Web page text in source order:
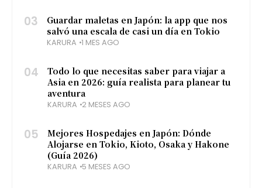
03
Guardar maletas en Japón: la app que nos
salvó una escala de casi un día en Tokio
KARURA 1 MES AGO
04
Todo lo que necesitas saber para viajar a
Asia en 2026: guía realista para planear tu
aventura
KARURA 2 MESES AGO
05
Mejores Hospedajes en Japón: Dónde
Alojarse en Tokio, Kioto, Osaka y Hakone
(Guía 2026)
KARURA 5 MESES AGO